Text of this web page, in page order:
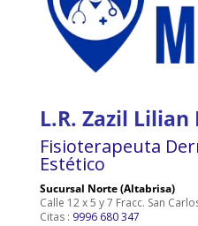
L.R. Zazil Lilian
Fisioterapeuta
Estético
Sucursal Norte (Altabrisa)
Calle 12 x 5 y 7 Fracc. San
Citas : 9996 680 347